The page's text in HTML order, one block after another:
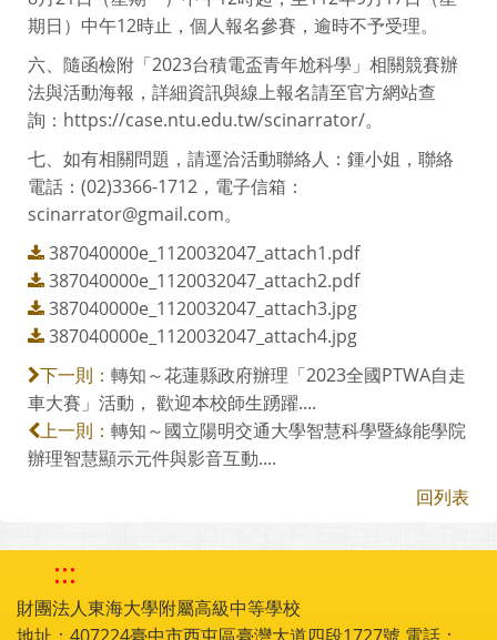
期日）中午12時止，個人報名參賽，逾時不予受理。
六、隨函檢附「2023台積電盃青年尬科學」相關競賽辦
法與活動海報，詳細資訊與線上報名請至官方網站查
詢：https://case.ntu.edu.tw/scinarrator/。
七、如有相關問題，請逕洽活動聯絡人：鍾小姐，聯絡
電話：(02)3366-1712，電子信箱：
scinarrator@gmail.com。
387040000e_1120032047_attach1.pdf
387040000e_1120032047_attach2.pdf
387040000e_1120032047_attach3.jpg
387040000e_1120032047_attach4.jpg
下一則： 轉知～花蓮縣政府辦理「2023全國PTWA自走
車大賽」活動， 歡迎本校師生踴躍....
上一則： 轉知～國立陽明交通大學智慧科學暨綠能學院
辦理智慧顯示元件與影音互動....
回列表
:::
財團法人東海大學附屬高級中等學校